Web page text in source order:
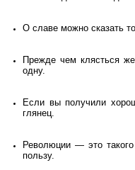
О славе можно сказать
Прежде чем клясться
одну.
Если вы получили
глянец.
Революции — это
пользу.